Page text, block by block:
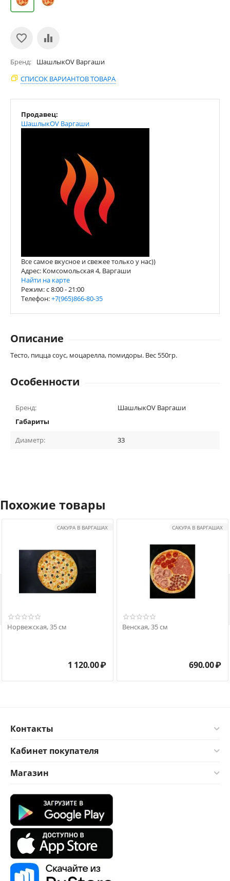
Бренд
ШашлыкOV Варгаши
СПИСОК ВАРИАНТОВ ТОВАРА
Продавец:
ШашлыкOV Варгаши
Все самое вкусное и свежее только у нас))
Адрес: Комсомольская 4, Варгаши
Найти на карте
Режим: c 8:00 - 21:00
Телефон:+7(965)866-80-35
Описание
Тесто, пицца соус, моцарелла, помидоры. Вес 550гр.
Особенности
Бренд:
ШашлыкOV Варгаши
Габариты
Диаметр:
33
Похожие товары
САКУРА В ВАРГАШАХ
Норвежская, 35 см
1 120.00₽
САКУРА В ВАРГАШАХ
Венская, 35 см
690.00₽
Контакты
Кабинет покупателя
Магазин